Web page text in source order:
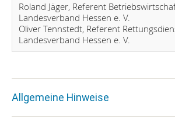
Roland Jäger, Referent
Landesverband Hessen e. V.
Oliver Tennstedt, Referent
Landesverband Hessen e. V.
Allgemeine Hinweise